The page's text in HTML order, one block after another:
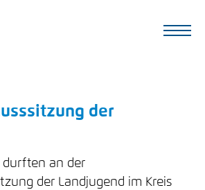
der
durften an der
der Landjugend im Kreis